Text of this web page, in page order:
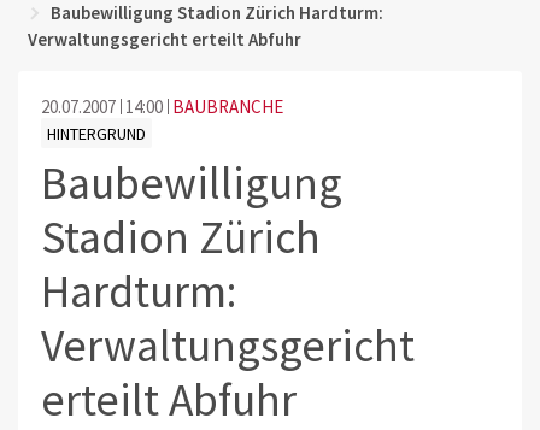
Baubewilligung Stadion Zürich Hardturm:
Verwaltungsgericht erteilt Abfuhr
20.07.2007 14:00 BAUBRANCHE
HINTERGRUND
Baubewilligung
Stadion Zürich
Hardturm:
Verwaltungsgericht
erteilt Abfuhr